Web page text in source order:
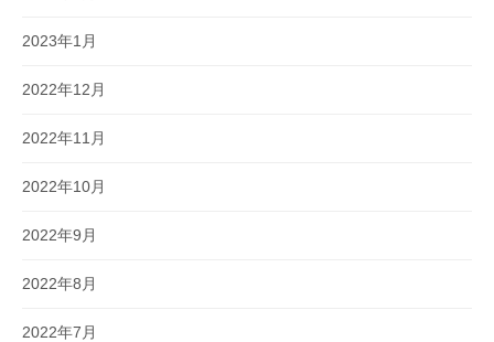
2023年1月
2022年12月
2022年11月
2022年10月
2022年9月
2022年8月
2022年7月